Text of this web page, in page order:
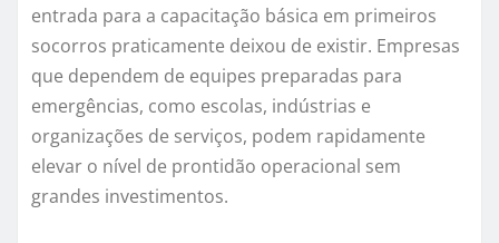
entrada para a capacitação básica em primeiros
socorros praticamente deixou de existir. Empresas
que dependem de equipes preparadas para
emergências, como escolas, indústrias e
organizações de serviços, podem rapidamente
elevar o nível de prontidão operacional sem
grandes investimentos.